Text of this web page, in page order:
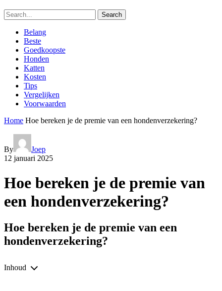
Search
Belang
Beste
Goedkoopste
Honden
Katten
Kosten
Tips
Vergelijken
Voorwaarden
Home Hoe bereken je de premie van een hondenverzekering?
By
Joep
12 januari 2025
Hoe bereken je de premie van
een hondenverzekering?
Hoe bereken je de premie van een
hondenverzekering?
Inhoud